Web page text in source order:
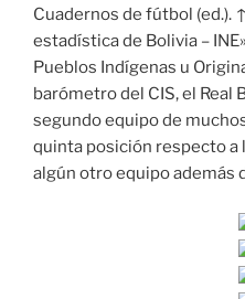
Cuadernos de fútbol (ed.).
estadística de Bolivia –
Pueblos Indígenas u
barómetro del CIS, el Real
segundo equipo de
quinta posición respecto a
algún otro equipo además